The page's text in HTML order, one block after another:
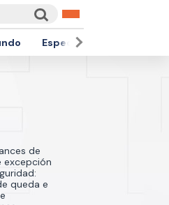
Espectáculos
de
excepción
queda e